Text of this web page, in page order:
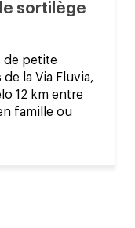
sortilège
de petite
la Via Fluvia,
12 km entre
famille ou